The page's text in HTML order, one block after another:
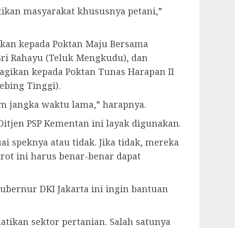
masyarakat khususnya petani,”
kepada Poktan Maju Bersama
Rahayu (Teluk Mengkudu), dan
kepada Poktan Tunas Harapan II
Tinggi).
jangka waktu lama,” harapnya.
PSP Kementan ini layak digunakan.
speknya atau tidak. Jika tidak, mereka
ini harus benar-benar dapat
DKI Jakarta ini ingin bantuan
sektor pertanian. Salah satunya